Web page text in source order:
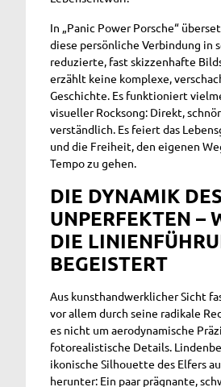
In „Panic Power Porsche“
diese persönliche Verbindung in
reduzierte, fast skizzenhafte
erzählt keine komplexe,
Geschichte. Es funktioniert
visueller Rocksong: Direkt,
verständlich. Es feiert das
und die Freiheit, den eigenen
Tempo zu gehen.
DIE DYNAMIK DES
UNPERFEKTEN –
DIE
BEGEISTERT
Aus kunsthandwerklicher Sicht
vor allem durch seine radikale
es nicht um aerodynamische
fotorealistische Details.
ikonische Silhouette des Elfers
herunter: Ein paar prägnante,